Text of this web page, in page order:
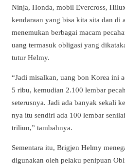
Ninja, Honda, mobil Evercross,
kendaraan yang bisa kita sita dan di
menemukan berbagai macam
uang termasuk obligasi yang
tutur Helmy.
“Jadi misalkan, uang bon Korea ini
5 ribu, kemudian 2.100 lembar
seterusnya. Jadi ada banyak sekali
nya itu sendiri ada 100 lembar
triliun,” tambahnya.
Sementara itu, Brigjen Helmy
digunakan oleh pelaku penipuan